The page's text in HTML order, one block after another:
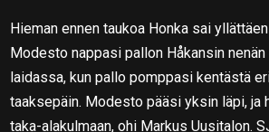
Hieman ennen taukoa Honka sai
Modesto nappasi pallon Håkansin
laidassa, kun pallo pomppasi kentästä
taaksepäin. Modesto pääsi yksin läpi, ja
taka-alakulmaan, ohi Markus Uusitalon.